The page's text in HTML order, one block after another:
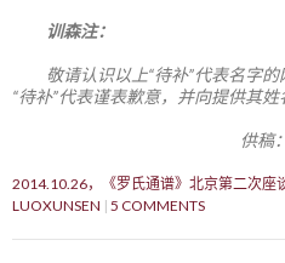
训森注：
敬请认识以上“待补”代表名字
“待补”代表谨表歉意，并向提供其姓
供稿
2014.10.26，《罗氏通谱》北京第二次座
LUOXUNSEN 5 COMMENTS